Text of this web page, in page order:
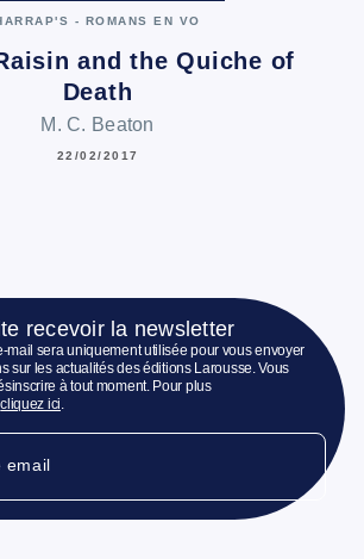
- ROMANS EN VO
and the Quiche of
Death
M. C. Beaton
22/02/2017
recevoir la newsletter
mail sera uniquement utilisée pour vous envoyer
sur les actualités des éditions Larousse. Vous
à tout moment. Pour plus
cliquez ici.
email